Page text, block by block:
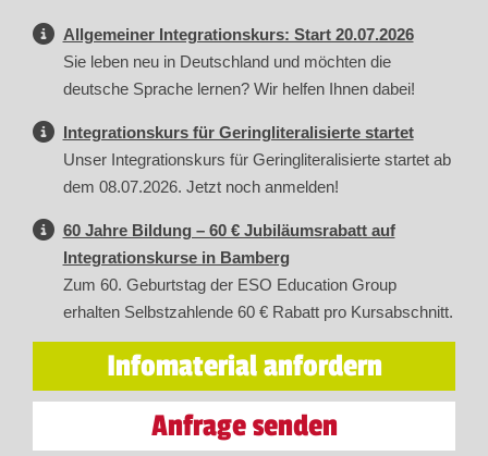
Allgemeiner Integrationskurs: Start 20.07.2026
Sie leben neu in Deutschland und möchten die
deutsche Sprache lernen? Wir helfen Ihnen dabei!
Integrationskurs für Geringliteralisierte startet
Unser Integrationskurs für Geringliteralisierte startet ab
dem 08.07.2026. Jetzt noch anmelden!
60 Jahre Bildung – 60 € Jubiläumsrabatt auf
Integrationskurse in Bamberg
Zum 60. Geburtstag der ESO Education Group
erhalten Selbstzahlende 60 € Rabatt pro Kursabschnitt.
Infomaterial anfordern
Anfrage senden